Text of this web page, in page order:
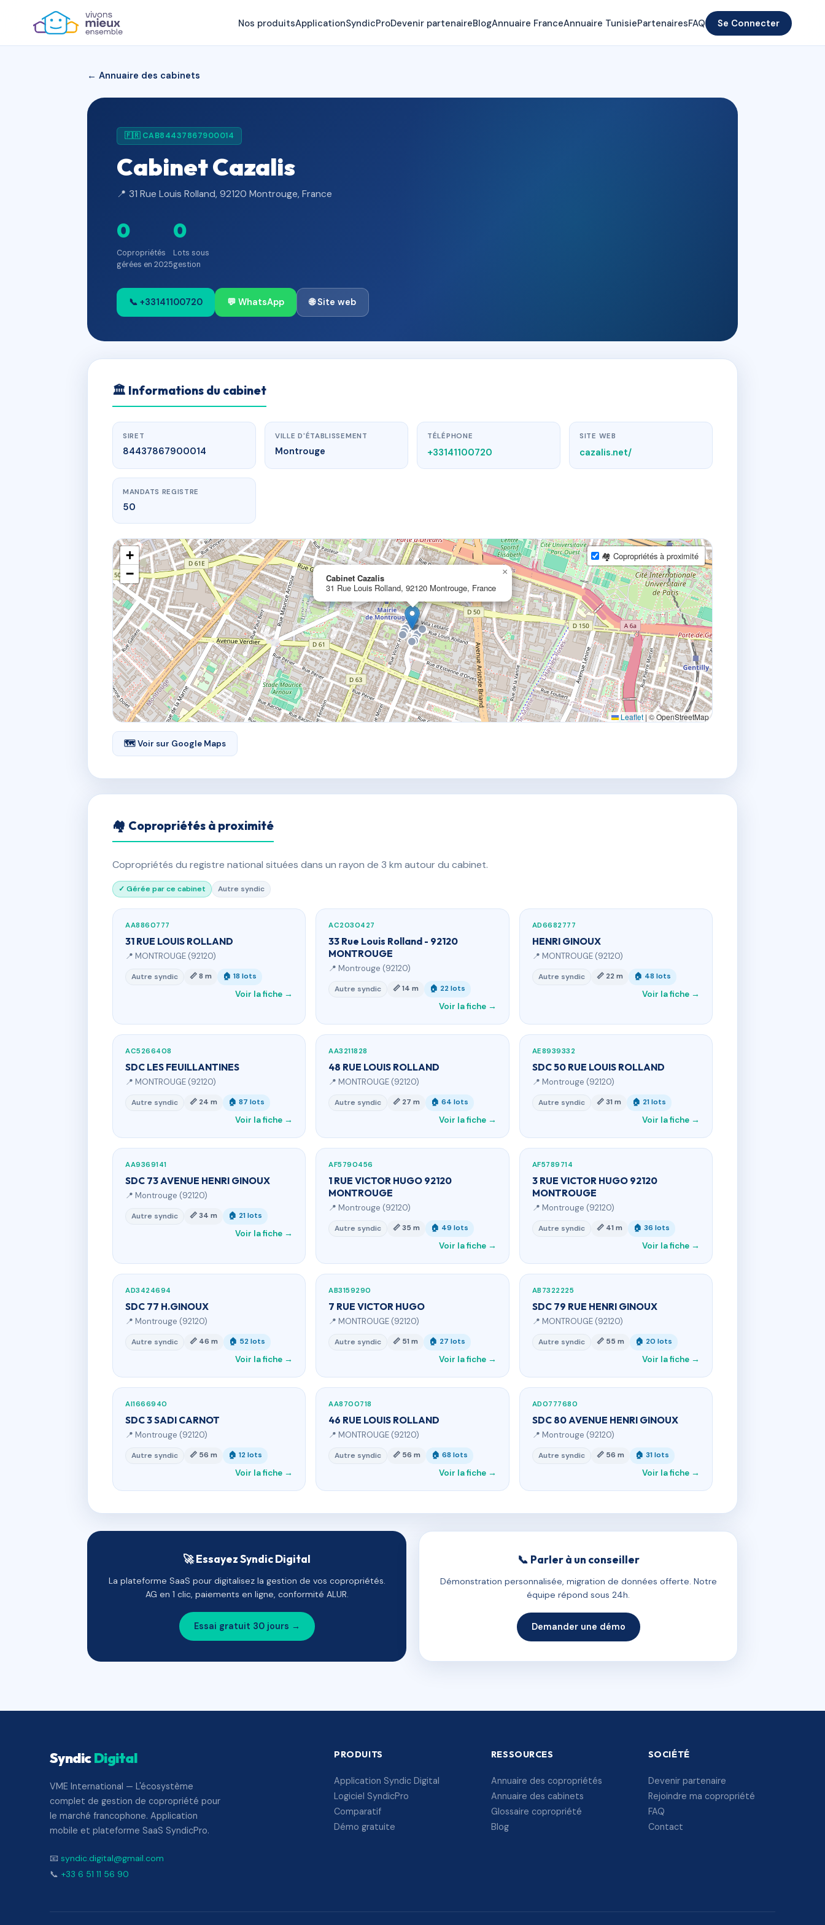
Nos produitsApplicationSyndicProDevenir partenaireBlogAnnuaire FranceAnnuaire TunisiePartenairesFAQ Se Connecter
← Annuaire des cabinets
🇫🇷 CAB84437867900014
Cabinet Cazalis
📍 31 Rue Louis Rolland, 92120 Montrouge, France
0
Copropriétés
gérées en 2025
0
Lots sous
gestion
📞 +33141100720 💬 WhatsApp 🌐 Site web
🏛 Informations du cabinet
SIRET
84437867900014
VILLE D'ÉTABLISSEMENT
Montrouge
TÉLÉPHONE
+33141100720
SITE WEB
cazalis.net/
MANDATS REGISTRE
50
Cabinet Cazalis
31 Rue Louis Rolland, 92120 Montrouge, France
×
+
−
🏘 Copropriétés à proximité
Leaflet |© OpenStreetMap
🗺 Voir sur Google Maps
🏘 Copropriétés à proximité
Copropriétés du registre national situées dans un rayon de 3 km autour du cabinet.
✓ Gérée par ce cabinet Autre syndic
AA8860777
31 RUE LOUIS ROLLAND
📍 MONTROUGE (92120)
Autre syndic 📏 8 m 🏠 18 lots
Voir la fiche →
AC2030427
33 Rue Louis Rolland - 92120
MONTROUGE
📍 Montrouge (92120)
Autre syndic 📏 14 m 🏠 22 lots
Voir la fiche →
AD6682777
HENRI GINOUX
📍 MONTROUGE (92120)
Autre syndic 📏 22 m 🏠 48 lots
Voir la fiche →
AC5266408
SDC LES FEUILLANTINES
📍 MONTROUGE (92120)
Autre syndic 📏 24 m 🏠 87 lots
Voir la fiche →
AA3211828
48 RUE LOUIS ROLLAND
📍 MONTROUGE (92120)
Autre syndic 📏 27 m 🏠 64 lots
Voir la fiche →
AE8939332
SDC 50 RUE LOUIS ROLLAND
📍 Montrouge (92120)
Autre syndic 📏 31 m 🏠 21 lots
Voir la fiche →
AA9369141
SDC 73 AVENUE HENRI GINOUX
📍 Montrouge (92120)
Autre syndic 📏 34 m 🏠 21 lots
Voir la fiche →
AF5790456
1 RUE VICTOR HUGO 92120
MONTROUGE
📍 Montrouge (92120)
Autre syndic 📏 35 m 🏠 49 lots
Voir la fiche →
AF5789714
3 RUE VICTOR HUGO 92120
MONTROUGE
📍 Montrouge (92120)
Autre syndic 📏 41 m 🏠 36 lots
Voir la fiche →
AD3424694
SDC 77 H.GINOUX
📍 Montrouge (92120)
Autre syndic 📏 46 m 🏠 52 lots
Voir la fiche →
AB3159290
7 RUE VICTOR HUGO
📍 MONTROUGE (92120)
Autre syndic 📏 51 m 🏠 27 lots
Voir la fiche →
AB7322225
SDC 79 RUE HENRI GINOUX
📍 MONTROUGE (92120)
Autre syndic 📏 55 m 🏠 20 lots
Voir la fiche →
AI1666940
SDC 3 SADI CARNOT
📍 Montrouge (92120)
Autre syndic 📏 56 m 🏠 12 lots
Voir la fiche →
AA8700718
46 RUE LOUIS ROLLAND
📍 MONTROUGE (92120)
Autre syndic 📏 56 m 🏠 68 lots
Voir la fiche →
AD0777680
SDC 80 AVENUE HENRI GINOUX
📍 Montrouge (92120)
Autre syndic 📏 56 m 🏠 31 lots
Voir la fiche →
🚀 Essayez Syndic Digital
La plateforme SaaS pour digitalisez la gestion de vos copropriétés.
AG en 1 clic, paiements en ligne, conformité ALUR.
Essai gratuit 30 jours →
📞 Parler à un conseiller
Démonstration personnalisée, migration de données offerte. Notre
équipe répond sous 24h.
Demander une démo
SyndicDigital
VME International — L'écosystème
complet de gestion de copropriété pour
le marché francophone. Application
mobile et plateforme SaaS SyndicPro.
📧 syndic.digital@gmail.com
📞 +33 6 51 11 56 90
PRODUITS
Application Syndic Digital
Logiciel SyndicPro
Comparatif
Démo gratuite
RESSOURCES
Annuaire des copropriétés
Annuaire des cabinets
Glossaire copropriété
Blog
SOCIÉTÉ
Devenir partenaire
Rejoindre ma copropriété
FAQ
Contact